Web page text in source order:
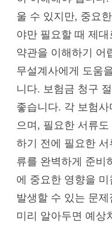
울 수 있지만, 중요
야만 필요할 때 제
약관을 이해하기 어
무설계사에게 도움
니다. 보험금 청구
좋습니다. 각 보험
으며, 필요한 서류
하기 전에 필요한
류를 완벽하게 준비
에 중요한 영향을
발생할 수 있는 문
미리 알아두면 예상